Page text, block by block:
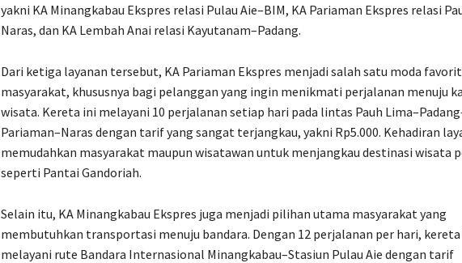
yakni KA Minangkabau Ekspres relasi Pulau Aie–BIM, KA Pariaman Ekspres relasi
Naras, dan KA Lembah Anai relasi Kayutanam–Padang.
Dari ketiga layanan tersebut, KA Pariaman Ekspres menjadi salah satu moda favorit
masyarakat, khususnya bagi pelanggan yang ingin menikmati perjalanan menuju
wisata. Kereta ini melayani 10 perjalanan setiap hari pada lintas Pauh
Pariaman–Naras dengan tarif yang sangat terjangkau, yakni Rp5.000. Kehadiran
memudahkan masyarakat maupun wisatawan untuk menjangkau destinasi wisata
seperti Pantai Gandoriah.
Selain itu, KA Minangkabau Ekspres juga menjadi pilihan utama masyarakat yang
membutuhkan transportasi menuju bandara. Dengan 12 perjalanan per hari,
melayani rute Bandara Internasional Minangkabau–Stasiun Pulau Aie dengan tarif